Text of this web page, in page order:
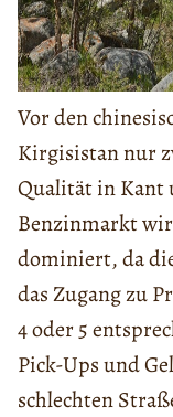
Vor den
Kirgisistan nur
Qualität in Kant
Benzinmarkt
dominiert, da
das Zugang zu
4 oder 5
Pick-Ups und
schlechten